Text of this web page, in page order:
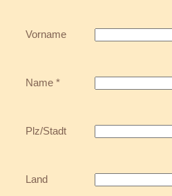
Vorname
Name *
Plz/Stadt
Land